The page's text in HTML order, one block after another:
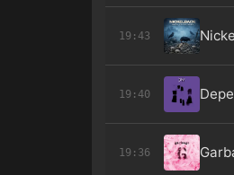
19:43
19:40
19:36